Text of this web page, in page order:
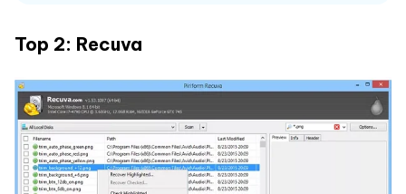
Top 2: Recuva